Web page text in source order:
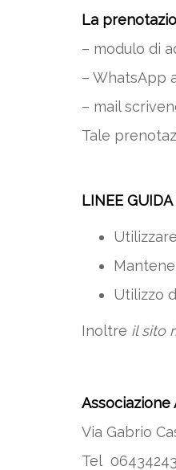
La
– modulo di
– WhatsApp
– mail
Tale
LINEE
Utilizzo
Inoltre il sito
Associazione
Via Gabrio
Tel